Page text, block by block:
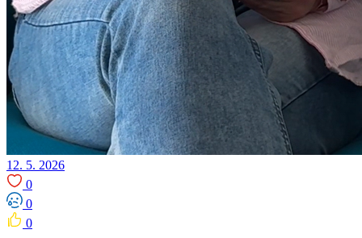
12. 5. 2026
0
0
0